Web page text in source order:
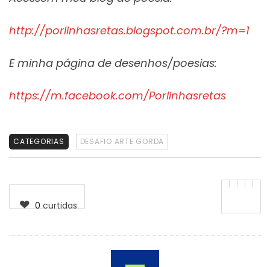
http://porlinhasretas.blogspot.com.br/?m=1
E minha página de desenhos/poesias:
https://m.facebook.com/Porlinhasretas
CATEGORIAS DESAFIO ARTE GORDA
0curtidas